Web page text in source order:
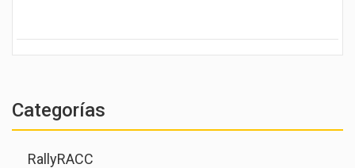
Categorías
RallyRACC